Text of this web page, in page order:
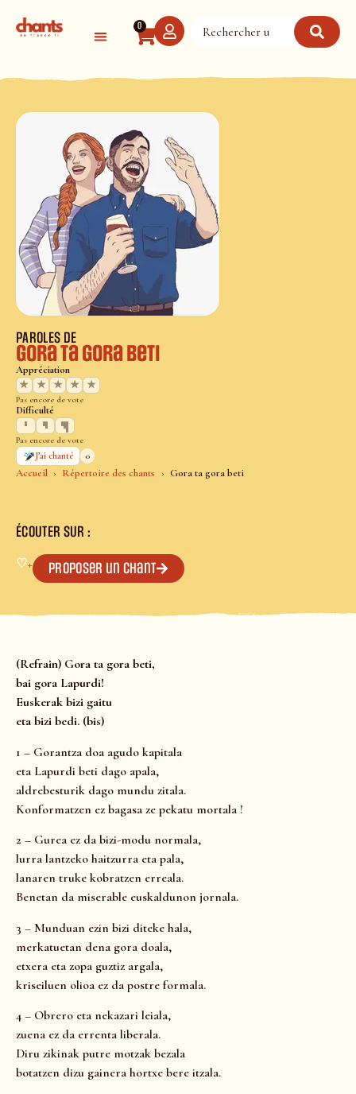
0
Accueil Répertoire des chants Gora ta gora beti
PAROLES DE
Gora ta gora beti
Appréciation
★
★ ★ ★ ★
Pas encore de vote
Difficulté
Pas encore de vote
J’ai chanté
0
ÉCOUTER SUR :
♡+ Proposer un chant
(Refrain) Gora ta gora beti,
bai gora Lapurdi!
Euskerak bizi gaitu
eta bizi bedi. (bis)
1 – Gorantza doa agudo kapitala
eta Lapurdi beti dago apala,
aldrebesturik dago mundu zitala.
Konformatzen ez bagasa ze pekatu mortala !
2 – Gurea ez da bizi-modu normala,
lurra lantzeko haitzurra eta pala,
lanaren truke kobratzen erreala.
Benetan da miserable euskaldunon jornala.
3 – Munduan ezin bizi diteke hala,
merkatuetan dena gora doala,
etxera eta zopa guztiz argala,
kriseiluen olioa ez da postre formala.
4 – Obrero eta nekazari leiala,
zuena ez da errenta liberala.
Diru zikinak putre motzak bezala
botatzen dizu gainera hortxe bere itzala.